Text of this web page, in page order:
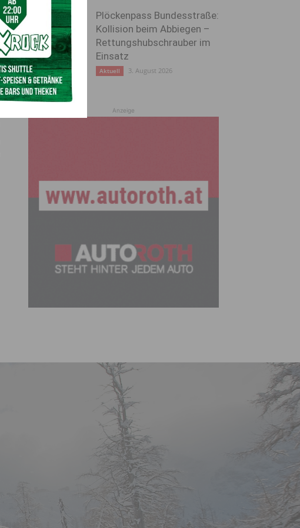
Plöckenpass Bundesstraße:
Kollision beim Abbiegen –
Rettungshubschrauber im
Einsatz
Aktuell 3. August 2026
Anzeige